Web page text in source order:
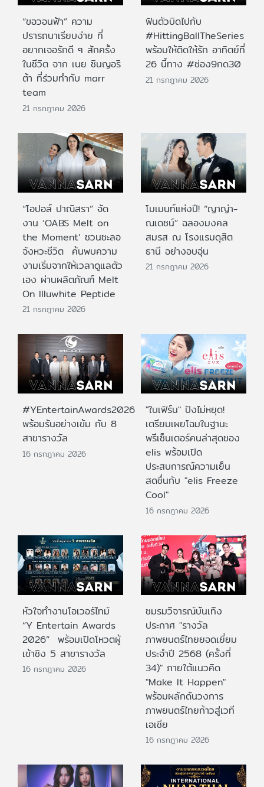
“ขอวอนฟ้า” ความ
ปรารถนาเรียบง่าย ที่
อยากเจอรักดี ๆ สักครั้ง
ในชีวิต จาก เนย ซินญอริ
ต้า ที่ร่วมทำกับ marr
team
21 กรกฎาคม 2026
ฟินตัวบิดไปกับ
#HittingBallTheSeries
พร้อมให้ติดให้รัก อาทิตย์ที่
26 นี้ทาง #ช่อง9กด30
21 กรกฎาคม 2026
“โอปอล์ ปาณิสรา” จัด
งาน ‘OABS Melt on
the Moment’ ชวนชะลอ
จังหวะชีวิต ค้นพบความ
งามเริ่มจากให้เวลาดูแลตัว
เอง ผ่านผลิตภัณฑ์ Melt
On Illuwhite Peptide
21 กรกฎาคม 2026
โมเมนท์แห่งปี! “ญาญ่า-
ณเดชน์” ฉลองมงคล
สมรส ณ โรงแรมดุสิต
ธานี อย่างอบอุ่น
21 กรกฎาคม 2026
#YEntertainAwards2026
พร้อมรันอย่างเข้ม กับ 8
สาขารางวัล
16 กรกฎาคม 2026
"ใบเฟิร์น" ปังไม่หยุด!
เตรียมเผยโฉมในฐานะ
พรีเซ็นเตอร์คนล่าสุดของ
elis พร้อมเปิด
ประสบการณ์ความเย็น
สดชื่นกับ "elis Freeze
Cool"
16 กรกฎาคม 2026
หัวใจทำงานโอเวอร์ไทม์
“Y Entertain Awards
2026” พร้อมเปิดโหวตผู้
เข้าชิง 5 สาขารางวัล
16 กรกฎาคม 2026
ชมรมวิจารณ์บันเทิง
ประกาศ "รางวัล
ภาพยนตร์ไทยยอดเยี่ยม
ประจําปี 2568 (ครั้งที่
34)" ภายใต้แนวคิด
"Make It Happen"
พร้อมผลักดันวงการ
ภาพยนตร์ไทยก้าวสู่เวที
เอเชีย
16 กรกฎาคม 2026